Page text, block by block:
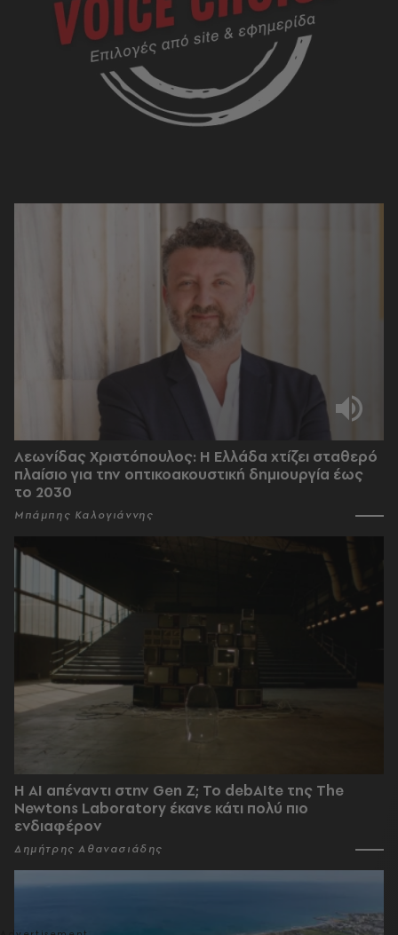
Λεωνίδας Χριστόπουλος: Η Ελλάδα χτίζει σταθερό
πλαίσιο για την οπτικοακουστική δημιουργία έως
το 2030
Μπάμπης Καλογιάννης
Η AI απέναντι στην Gen Z; Το debAIte της The
Newtons Laboratory έκανε κάτι πολύ πιο
ενδιαφέρον
Δημήτρης Αθανασιάδης